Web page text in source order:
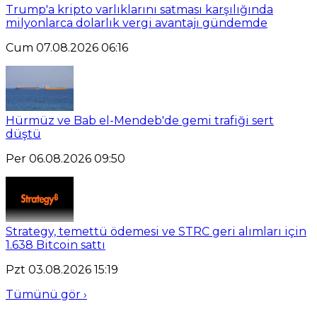
Trump'a kripto varlıklarını satması karşılığında
milyonlarca dolarlık vergi avantajı gündemde
Cum 07.08.2026 06:16
Hürmüz ve Bab el-Mendeb'de gemi trafiği sert
düştü
Per 06.08.2026 09:50
Strategy, temettü ödemesi ve STRC geri alımları için
1.638 Bitcoin sattı
Pzt 03.08.2026 15:19
Tümünü gör ›